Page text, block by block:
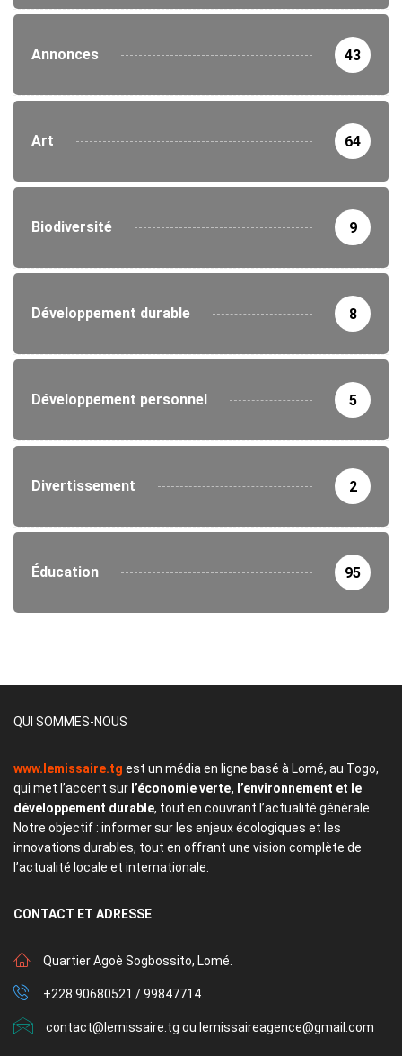
Annonces 43
Art 64
Biodiversité 9
Développement durable 8
Développement personnel 5
Divertissement 2
Éducation 95
QUI SOMMES-NOUS
www.lemissaire.tg est un média en ligne basé à Lomé, au Togo,
qui met l’accent sur l’économie verte, l’environnement et le
développement durable, tout en couvrant l’actualité générale.
Notre objectif : informer sur les enjeux écologiques et les
innovations durables, tout en offrant une vision complète de
l’actualité locale et internationale.
CONTACT ET ADRESSE
Quartier Agoè Sogbossito, Lomé.
+228 90680521 / 99847714.
contact@lemissaire.tg ou lemissaireagence@gmail.com